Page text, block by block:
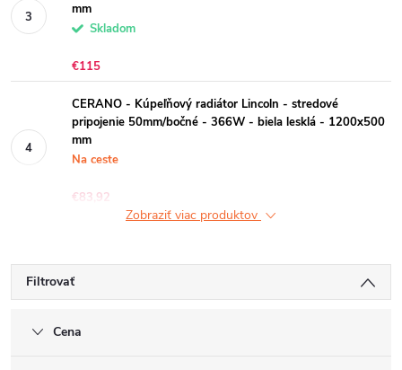
mm
Skladom
€115
CERANO - Kúpeľňový radiátor Lincoln - stredové
pripojenie 50mm/bočné - 366W - biela lesklá - 1200x500
mm
Na ceste
€83,92
Zobraziť viac produktov
Filtrovať
Cena